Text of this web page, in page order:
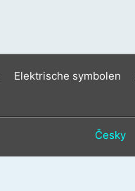
Elektrische symbolen
Česky